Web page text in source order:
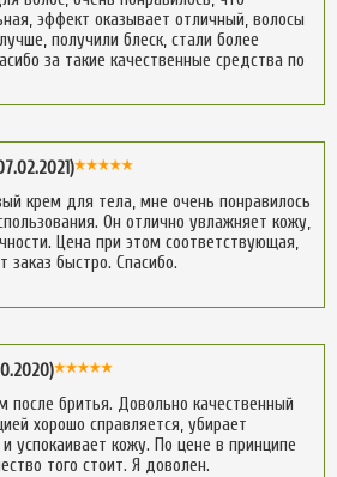
эффект оказывает отличный, волосы
получили блеск, стали более
за такие качественные средства по
крем для тела, мне очень понравилось
Он отлично увлажняет кожу,
Цена при этом соответствующая,
заказ быстро. Спасибо.
после бритья. Довольно качественный
хорошо справляется, убирает
успокаивает кожу. По цене в принципе
того стоит. Я доволен.